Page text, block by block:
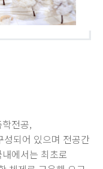
전공,
되어 있으며 전공간
에서는 최초로